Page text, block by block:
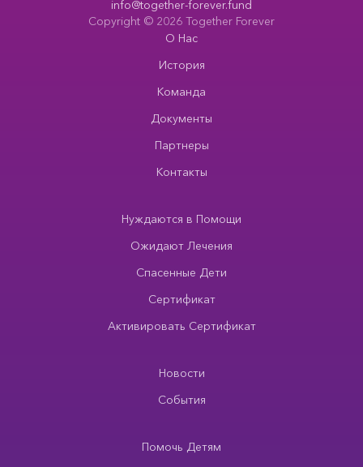
info@together-forever.fund
Copyright © 2026 Together Forever
О Нас
История
Команда
Документы
Партнеры
Контакты
Нуждаются в Помощи
Ожидают Лечения
Спасенные Дети
Сертификат
Активировать Сертификат
Новости
События
Помочь Детям